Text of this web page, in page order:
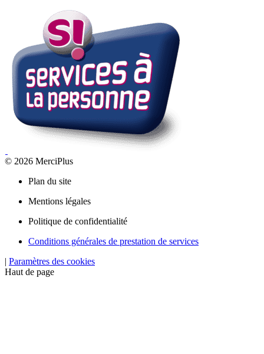
© 2026 MerciPlus
Plan du site
Mentions légales
Politique de confidentialité
Conditions générales de prestation de services
| Paramètres des cookies
Haut de page